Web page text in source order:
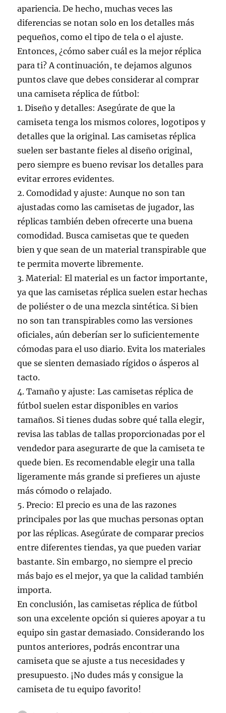
apariencia. De hecho, muchas veces las
diferencias se notan solo en los detalles más
pequeños, como el tipo de tela o el ajuste.
Entonces, ¿cómo saber cuál es la mejor réplica
para ti? A continuación, te dejamos algunos
puntos clave que debes considerar al comprar
una camiseta réplica de fútbol:
1. Diseño y detalles: Asegúrate de que la
camiseta tenga los mismos colores, logotipos y
detalles que la original. Las camisetas réplica
suelen ser bastante fieles al diseño original,
pero siempre es bueno revisar los detalles para
evitar errores evidentes.
2. Comodidad y ajuste: Aunque no son tan
ajustadas como las camisetas de jugador, las
réplicas también deben ofrecerte una buena
comodidad. Busca camisetas que te queden
bien y que sean de un material transpirable que
te permita moverte libremente.
3. Material: El material es un factor importante,
ya que las camisetas réplica suelen estar hechas
de poliéster o de una mezcla sintética. Si bien
no son tan transpirables como las versiones
oficiales, aún deberían ser lo suficientemente
cómodas para el uso diario. Evita los materiales
que se sienten demasiado rígidos o ásperos al
tacto.
4. Tamaño y ajuste: Las camisetas réplica de
fútbol suelen estar disponibles en varios
tamaños. Si tienes dudas sobre qué talla elegir,
revisa las tablas de tallas proporcionadas por el
vendedor para asegurarte de que la camiseta te
quede bien. Es recomendable elegir una talla
ligeramente más grande si prefieres un ajuste
más cómodo o relajado.
5. Precio: El precio es una de las razones
principales por las que muchas personas optan
por las réplicas. Asegúrate de comparar precios
entre diferentes tiendas, ya que pueden variar
bastante. Sin embargo, no siempre el precio
más bajo es el mejor, ya que la calidad también
importa.
En conclusión, las camisetas réplica de fútbol
son una excelente opción si quieres apoyar a tu
equipo sin gastar demasiado. Considerando los
puntos anteriores, podrás encontrar una
camiseta que se ajuste a tus necesidades y
presupuesto. ¡No dudes más y consigue la
camiseta de tu equipo favorito!